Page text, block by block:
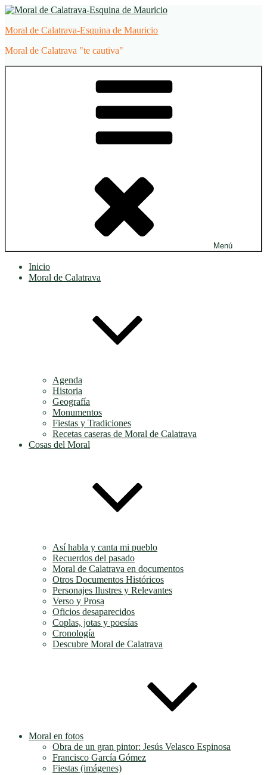
Saltar
contenido
Moral de Calatrava-Esquina de Mauricio
Moral de Calatrava "te cautiva"
Menú
Inicio
Moral de Calatrava
Agenda
Historia
Geografía
Monumentos
Fiestas y Tradiciones
Recetas caseras de Moral de Calatrava
Cosas del Moral
Así habla y canta mi pueblo
Recuerdos del pasado
Moral de Calatrava en documentos
Otros Documentos Históricos
Personajes Ilustres y Relevantes
Verso y Prosa
Oficios desaparecidos
Coplas, jotas y poesías
Cronología
Descubre Moral de Calatrava
Moral en fotos
Obra de un gran pintor: Jesús Velasco Espinosa
Francisco García Gómez
Fiestas (imágenes)